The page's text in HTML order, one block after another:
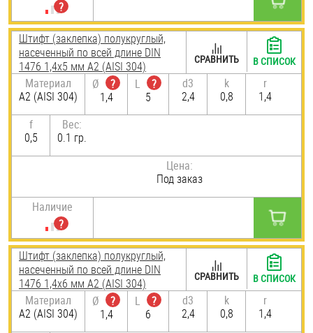
Штифт (заклепка) полукруглый,
насеченный по всей длине DIN
1476 1,4х5 мм А2 (AISI 304)
Материал
А2 (AISI 304)
Ø
?
1,4
L
?
5
d3
2,4
k
0,8
r
1,4
f
0,5
Вес:
0.1 гр.
Цена:
Под заказ
Наличие
СРАВНИТЬ В СПИСОК
Штифт (заклепка) полукруглый,
насеченный по всей длине DIN
1476 1,4х6 мм А2 (AISI 304)
Материал
А2 (AISI 304)
Ø
?
1,4
L
?
6
d3
2,4
k
0,8
r
1,4
СРАВНИТЬ В СПИСОК